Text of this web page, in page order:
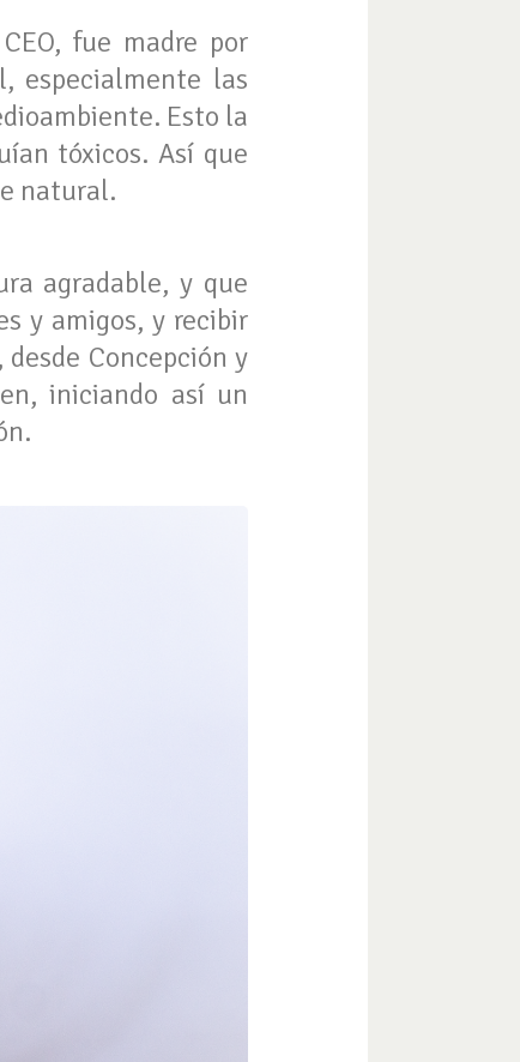
fue madre por
especialmente las
Esto la
tóxicos. Así que
natural.
agradable, y que
y amigos, y recibir
Concepción y
iniciando así un